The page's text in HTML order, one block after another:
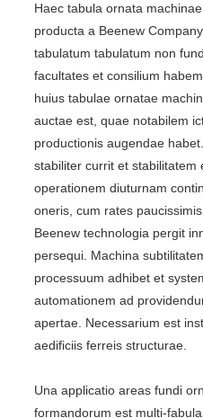
Haec tabula ornata
producta a Beenew
tabulatum tabulatum non
facultates et consilium
huius tabulae ornatae
auctae est, quae notabilem
productionis augendae
stabiliter currit et stabilitatem
operationem diuturnam
oneris, cum rates
Beenew technologia pergit
persequi. Machina
processuum adhibet et
automationem ad
apertae. Necessarium est
aedificiis ferreis structurae.
Una applicatio areas fundi
formandorum est multi-